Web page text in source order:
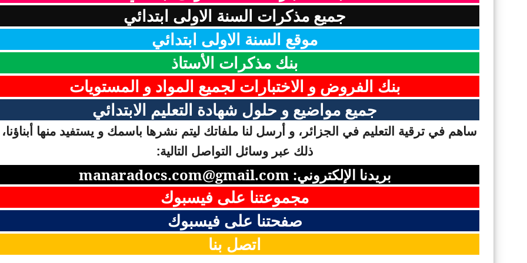
جميع مذكرات السنة الاولى ابتدائي
موقع السنة الاولى ابتدائي
بنك مذكرات الأستاذ
بنك الفروض و الاختبارات لجميع المواد و المستويات
جميع مواضيع و حلول شهادة التعليم الابتدائي
ساهم في ترقية التعليم في الجزائر، و أرسل لنا ملفاتك ليتم نشرها باسمك و يستفيد منها
ذلك عبر وسائل التواصل التالية:
بريدنا الإلكتروني: manaradocs.com@gmail.com
مجموعتنا على فيسبوك
صفحتنا على فيسبوك
اتصل بنا